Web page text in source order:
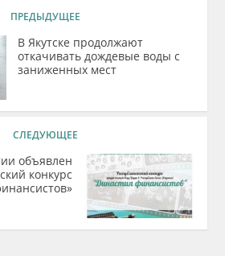
ПРЕДЫДУЩЕЕ
В Якутске продолжают
откачивать дождевые воды с
заниженных мест
СЛЕДУЮЩЕЕ
объявлен
конкурс